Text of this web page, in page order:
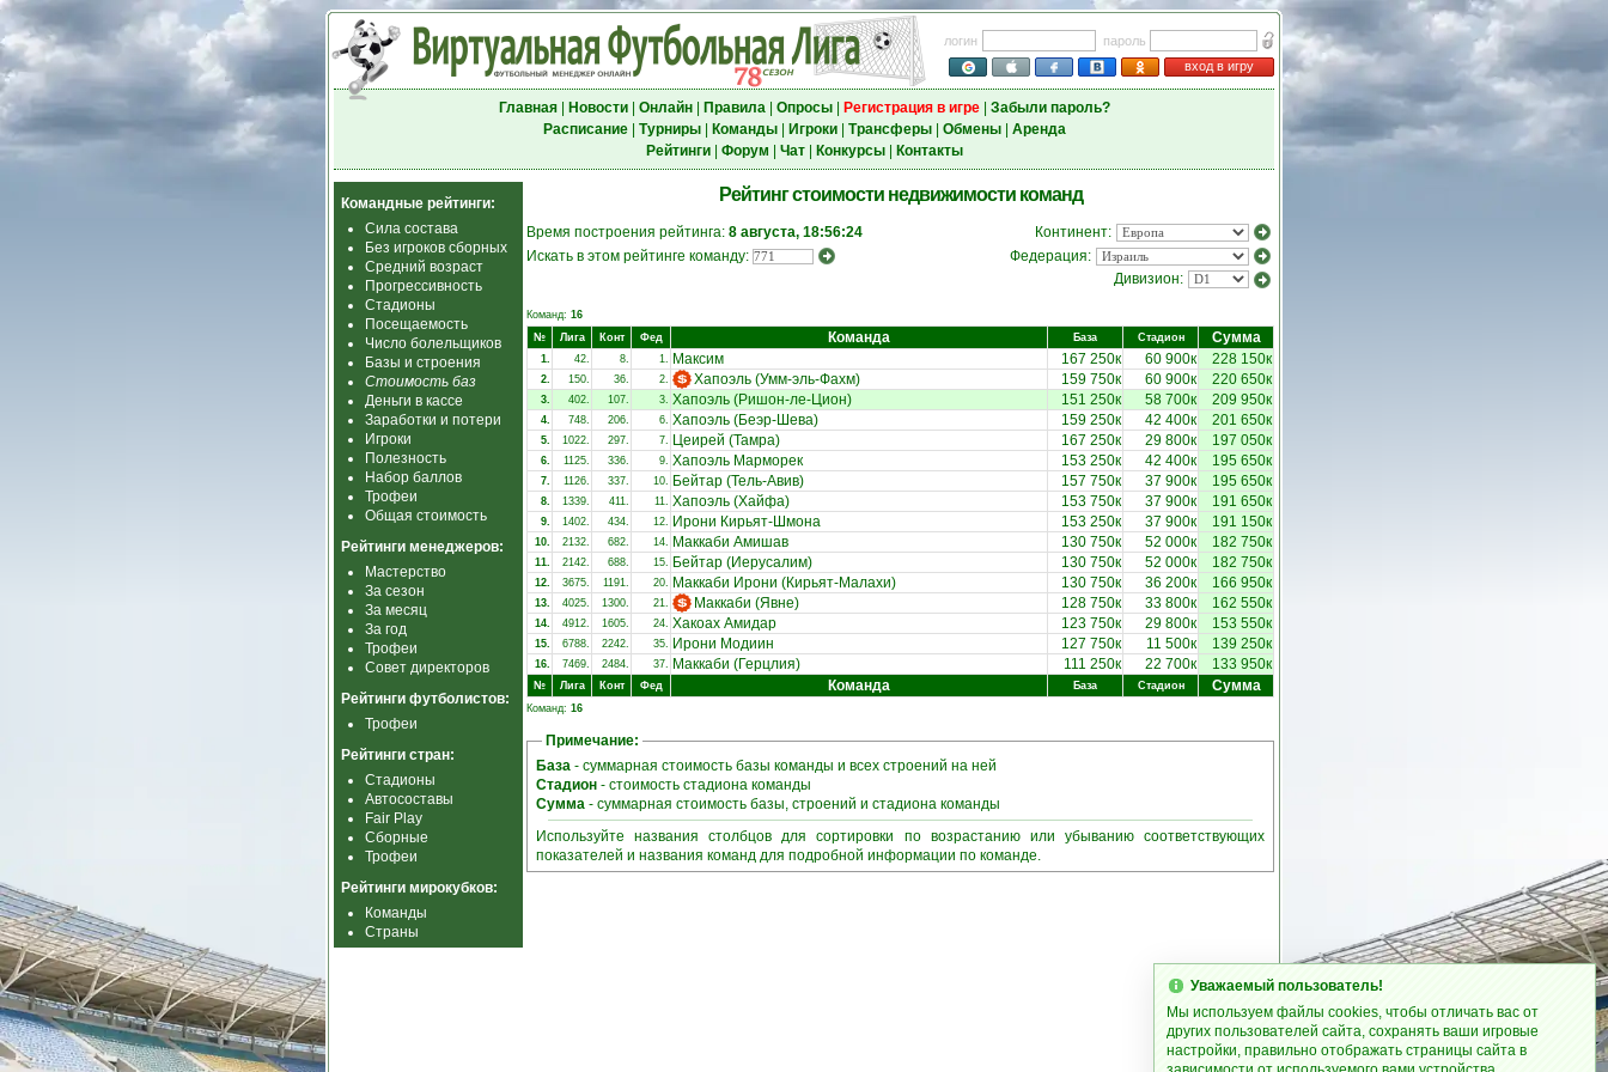
логин
пароль
вход в игру
Главная| Новости| Онлайн| Правила| Опросы| Регистрация в игре| Забыли пароль?
Расписание| Турниры| Команды| Игроки| Трансферы| Обмены| Аренда
Рейтинги| Форум Чат| Конкурсы| Контакты
Командные рейтинги:
Сила состава
Без игроков сборных
Средний возраст
Прогрессивность
Стадионы
Посещаемость
Число болельщиков
Базы и строения
Стоимость баз
Деньги в кассе
Заработки и потери
Игроки
Полезность
Набор баллов
Трофеи
Общая стоимость
Рейтинги менеджеров:
Мастерство
За сезон
За месяц
За год
Трофеи
Совет директоров
Рейтинги футболистов:
Трофеи
Рейтинги стран:
Стадионы
Автосоставы
Fair Play
Сборные
Трофеи
Рейтинги мирокубков:
Команды
Страны
Рейтинг стоимости недвижимости команд
Время построения рейтинга: 8 августа, 18:56:24
Континент:
Искать в этом рейтинге команду:
Федерация:
Дивизион:
Команд: 16
№
Лига Конт Фед Команда База Стадион Сумма
1. 42. 8. 1. Максим 167 250к 60 900к 228 150к
2. 150. 36. 2. Хапоэль (Умм-эль-Фахм) 159 750к 60 900к 220 650к
3. 402. 107. 3. Хапоэль (Ришон-ле-Цион) 151 250к 58 700к 209 950к
4. 748. 206. 6. Хапоэль (Беэр-Шева) 159 250к 42 400к 201 650к
5. 1022. 297. 7. Цеирей (Тамра) 167 250к 29 800к 197 050к
6. 1125. 336. 9. Хапоэль Марморек 153 250к 42 400к 195 650к
7. 1126. 337. 10. Бейтар (Тель-Авив) 157 750к 37 900к 195 650к
8. 1339. 411. 11. Хапоэль (Хайфа) 153 750к 37 900к 191 650к
9. 1402. 434. 12. Ирони Кирьят-Шмона 153 250к 37 900к 191 150к
10. 2132. 682. 14. Маккаби Амишав 130 750к 52 000к 182 750к
11. 2142. 688. 15. Бейтар (Иерусалим) 130 750к 52 000к 182 750к
12. 3675. 1191. 20. Маккаби Ирони (Кирьят-Малахи) 130 750к 36 200к 166 950к
13. 4025. 1300. 21. Маккаби (Явне) 128 750к 33 800к 162 550к
14. 4912. 1605. 24. Хакоах Амидар 123 750к 29 800к 153 550к
15. 6788. 2242. 35. Ирони Модиин 127 750к 11 500к 139 250к
16. 7469. 2484. 37. Маккаби (Герцлия) 111 250к 22 700к 133 950к
№ Лига Конт Фед Команда База Стадион Сумма
Команд: 16
Примечание:
База - суммарная стоимость базы команды и всех строений на ней
Стадион - стоимость стадиона команды
Сумма - суммарная стоимость базы, строений и стадиона команды
Используйте названия столбцов для сортировки по возрастанию или убыванию соответствующих
показателей и названия команд для подробной информации по команде.
Уважаемый пользователь!
Мы используем файлы cookies, чтобы отличать вас от
других пользователей сайта, сохранять ваши игровые
настройки, правильно отображать страницы сайта в